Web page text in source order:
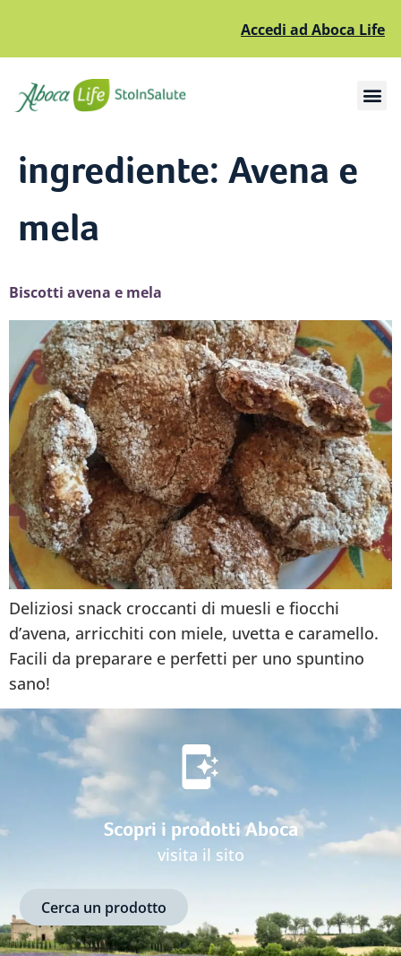
Accedi ad Aboca Life
ingrediente: Avena e
mela
Biscotti avena e mela
Deliziosi snack croccanti di muesli e fiocchi
d’avena, arricchiti con miele, uvetta e caramello.
Facili da preparare e perfetti per uno spuntino
sano!
Scopri i prodotti Aboca
visita il sito
Cerca un prodotto